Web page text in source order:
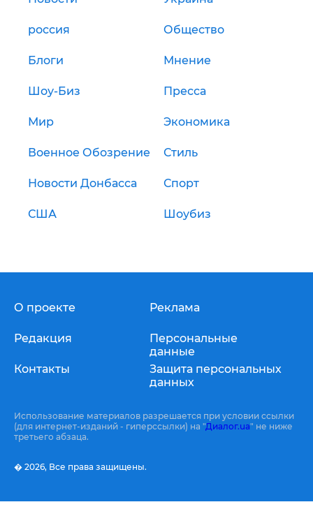
россия Общество
Блоги Мнение
Шоу-Биз Пресса
Мир Экономика
Военное Обозрение Стиль
Новости Донбасса Спорт
США Шоубиз
О проекте
Редакция
Контакты
Реклама
Персональные
данные
Защита персональных
данных
Использование материалов разрешается при условии ссылки
(для интернет-изданий - гиперссылки) на "Диалог.ua" не ниже
третьего абзаца.
� 2026, Все права защищены.